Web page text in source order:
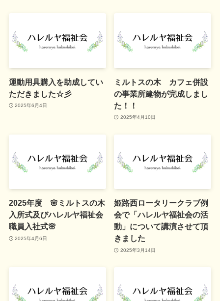
運動用具購入を助成してい
ただきました☆彡
2025年6月4日
ミルトスの木 カフェ併設
の事業所建物が完成しまし
た！！
2025年4月10日
2025年度 🌸ミルトスの木
入所式及びハレルヤ福祉会
職員入社式🌸
2025年4月6日
姫路西ロータリークラブ例
会で「ハレルヤ福祉会の活
動」について講演させて頂
きました
2025年3月14日